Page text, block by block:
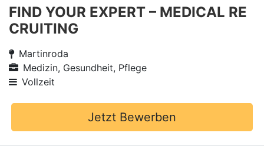
FIND YOUR EXPERT – MEDICAL RE
CRUITING
Martinroda
Medizin, Gesundheit, Pflege
Vollzeit
Jetzt Bewerben